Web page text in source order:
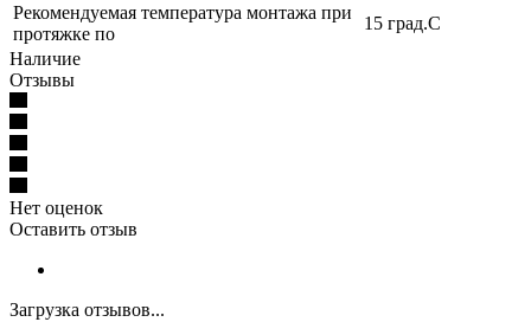
Рекомендуемая температура монтажа при
протяжке по
15 град.C
Наличие
Отзывы
Нет оценок
Оставить отзыв
Загрузка отзывов...